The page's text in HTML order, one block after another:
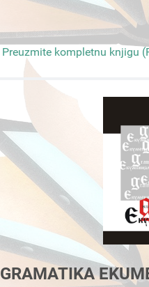
Preuzmite kompletnu knjigu
GRAMATIKA